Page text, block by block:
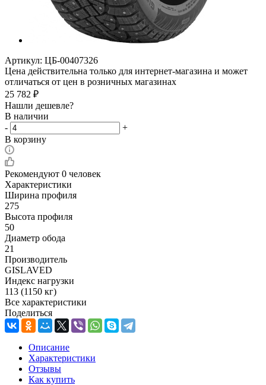
Артикул: ЦБ-00407326
Цена действительна только для интернет-магазина и может
отличаться от цен в розничных магазинах
25 782 ₽
Нашли дешевле?
В наличии
-
+
В корзину
Рекомендуют 0 человек
Характеристики
Ширина профиля
275
Высота профиля
50
Диаметр обода
21
Производитель
GISLAVED
Индекс нагрузки
113 (1150 кг)
Все характеристики
Поделиться
Описание
Характеристики
Отзывы
Как купить